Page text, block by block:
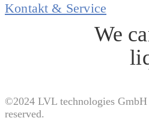
Kontakt & Service
We
©2024 LVL technologies
reserved.